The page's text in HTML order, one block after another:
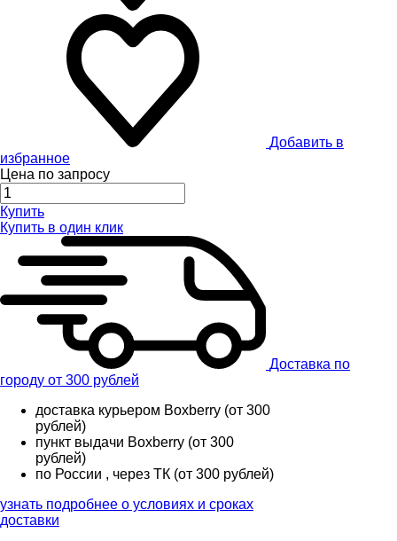
Добавить в
избранное
Цена по запросу
Купить
Купить в один клик
Доставка по
городу от 300 рублей
доставка курьером Boxberry (от 300
рублей)
пункт выдачи Boxberry (от 300
рублей)
по России , через ТК (от 300 рублей)
узнать подробнее о условиях и сроках
доставки